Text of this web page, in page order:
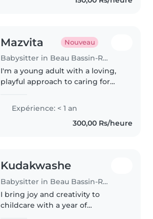
Mazvita Nouveau
Babysitter in Beau Bassin-Rose Hill
I'm a young adult with a loving,
playful approach to caring for
energy and creativity to your
little ones' days! With a
background in education, I love..
Expérience: < 1 an
300,00 Rs/heure
Kudakwashe
Babysitter in Beau Bassin-Rose Hill
I bring joy and creativity to
childcare with a year of